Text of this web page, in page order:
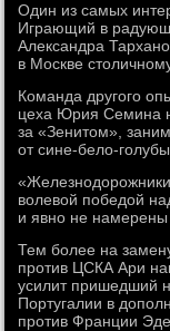
Один из самых
Играющий в
Александра
в Москве
Команда другого
цеха Юрия Семина
за «Зенитом»,
от сине-бело-
волевой победой
и явно не намерены
Тем более на
против ЦСКА Ари
усилит пришедший
Португалии в
против Франции